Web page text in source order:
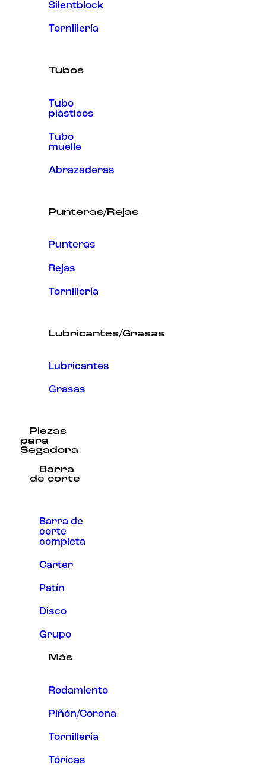
Silentblock
Tornillería
Tubos
Tubo
plásticos
Tubo
muelle
Abrazaderas
Punteras/Rejas
Punteras
Rejas
Tornillería
Lubricantes/Grasas
Lubricantes
Grasas
Piezas
para
Segadora
Barra
de corte
Barra de
corte
completa
Carter
Patín
Disco
Grupo
Más
Rodamiento
Piñón/Corona
Tornillería
Tóricas